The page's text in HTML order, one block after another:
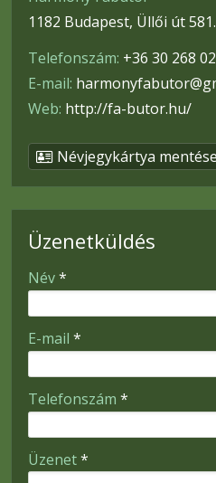
1182 Budapest, Üllői út 581.
Telefonszám: +36 30 268
E-mail:
Web: http://fa-butor.hu/
Névjegykártya mentése
Üzenetküldés
-
Név*
E-mail *
Telefonszám *
Üzenet*